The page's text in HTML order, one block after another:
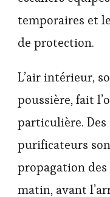
temporaires et
de protection.
L’air intérieur,
poussière, fait
particulière.
purificateurs
propagation des
matin, avant